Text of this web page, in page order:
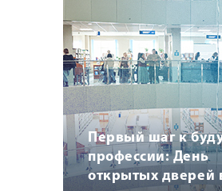
Первый шаг к
профессии: День
открытых дверей